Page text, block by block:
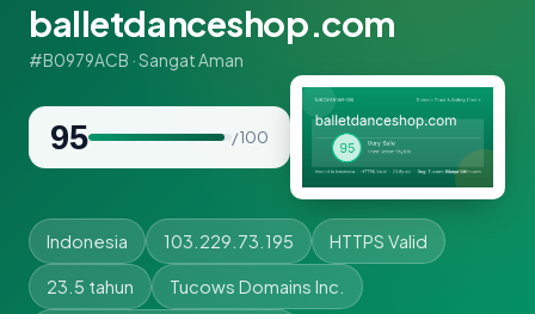
balletdanceshop.com
#B0979ACB · Sangat Aman
95 / 100
Indonesia 103.229.73.195 HTTPS Valid
23.5 tahun Tucows Domains Inc.